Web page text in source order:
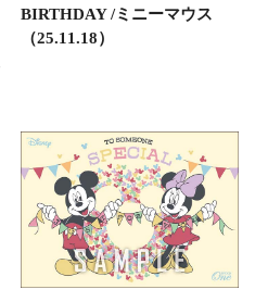
BIRTHDAY /ミニーマウス
（25.11.18）